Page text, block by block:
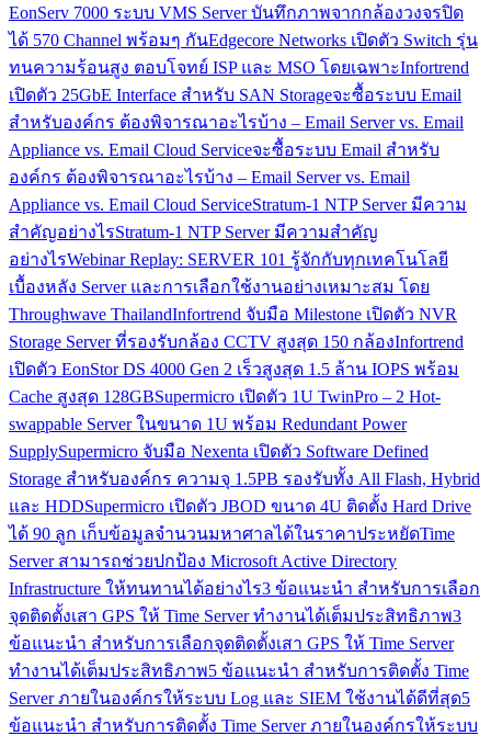
EonServ 7000 ระบบ VMS Server บันทึกภาพจากกล้องวงจรปิด
ได้ 570 Channel พร้อมๆ กันEdgecore Networks เปิดตัว Switch รุ่น
ทนความร้อนสูง ตอบโจทย์ ISP และ MSO โดยเฉพาะInfortrend
เปิดตัว 25GbE Interface สำหรับ SAN Storageจะซื้อระบบ Email
สำหรับองค์กร ต้องพิจารณาอะไรบ้าง – Email Server vs. Email
Appliance vs. Email Cloud Serviceจะซื้อระบบ Email สำหรับ
องค์กร ต้องพิจารณาอะไรบ้าง – Email Server vs. Email
Appliance vs. Email Cloud ServiceStratum-1 NTP Server มีความ
สำคัญอย่างไรStratum-1 NTP Server มีความสำคัญ
อย่างไรWebinar Replay: SERVER 101 รู้จักกับทุกเทคโนโลยี
เบื้องหลัง Server และการเลือกใช้งานอย่างเหมาะสม โดย
Throughwave ThailandInfortrend จับมือ Milestone เปิดตัว NVR
Storage Server ที่รองรับกล้อง CCTV สูงสุด 150 กล้องInfortrend
เปิดตัว EonStor DS 4000 Gen 2 เร็วสูงสุด 1.5 ล้าน IOPS พร้อม
Cache สูงสุด 128GBSupermicro เปิดตัว 1U TwinPro – 2 Hot-
swappable Server ในขนาด 1U พร้อม Redundant Power
SupplySupermicro จับมือ Nexenta เปิดตัว Software Defined
Storage สำหรับองค์กร ความจุ 1.5PB รองรับทั้ง All Flash, Hybrid
และ HDDSupermicro เปิดตัว JBOD ขนาด 4U ติดตั้ง Hard Drive
ได้ 90 ลูก เก็บข้อมูลจำนวนมหาศาลได้ในราคาประหยัดTime
Server สามารถช่วยปกป้อง Microsoft Active Directory
Infrastructure ให้ทนทานได้อย่างไร3 ข้อแนะนำ สำหรับการเลือก
จุดติดตั้งเสา GPS ให้ Time Server ทำงานได้เต็มประสิทธิภาพ3
ข้อแนะนำ สำหรับการเลือกจุดติดตั้งเสา GPS ให้ Time Server
ทำงานได้เต็มประสิทธิภาพ5 ข้อแนะนำ สำหรับการติดตั้ง Time
Server ภายในองค์กรให้ระบบ Log และ SIEM ใช้งานได้ดีที่สุด5
ข้อแนะนำ สำหรับการติดตั้ง Time Server ภายในองค์กรให้ระบบ